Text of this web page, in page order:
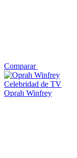
Comparar
Celebridad de TV
Oprah Winfrey